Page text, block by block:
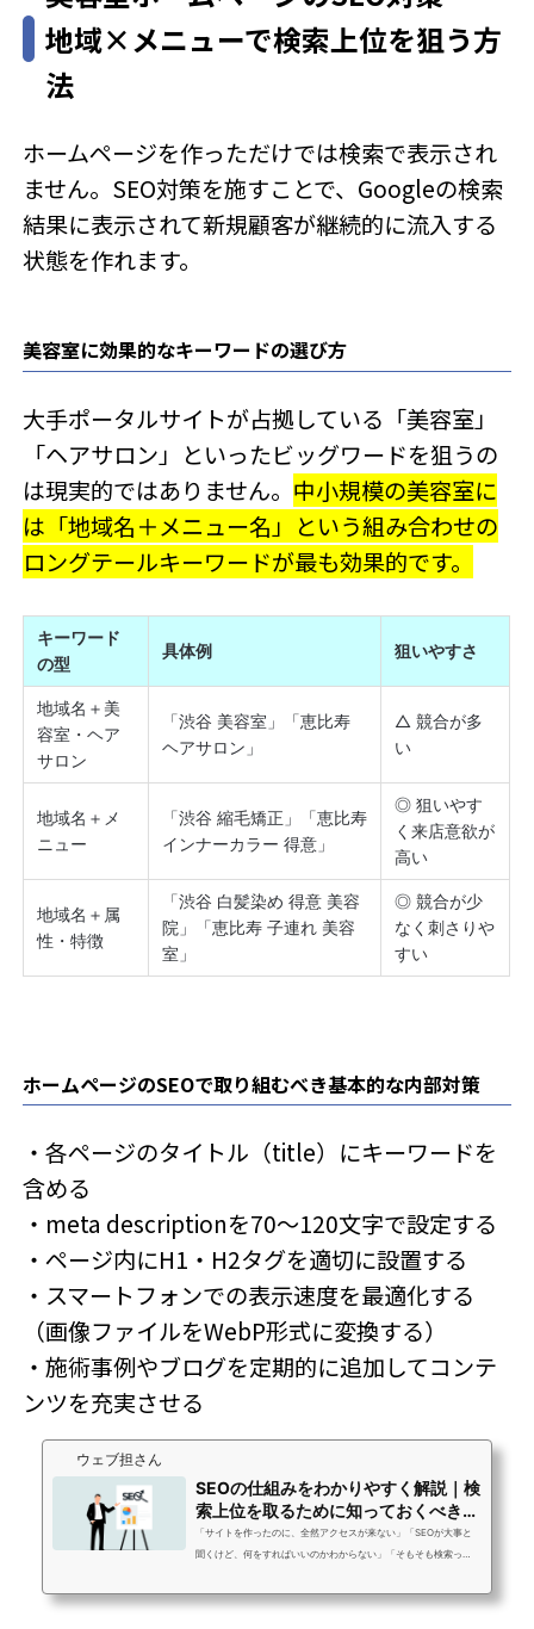
地域×メニューで検索上位を狙う方
法
ホームページを作っただけでは検索で表示され
ません。SEO対策を施すことで、Googleの検索
結果に表示されて新規顧客が継続的に流入する
状態を作れます。
美容室に効果的なキーワードの選び方
大手ポータルサイトが占拠している「美容室」
「ヘアサロン」といったビッグワードを狙うの
は現実的ではありません。 中小規模の美容室に
は「地域名＋メニュー名」という組み合わせの
ロングテールキーワードが最も効果的です。
キーワード
の型
具体例 狙いやすさ
地域名＋美
容室・ヘア
サロン
「渋谷 美容室」「恵比寿
ヘアサロン」
△ 競合が多
い
地域名＋メ
ニュー
「渋谷 縮毛矯正」「恵比寿
インナーカラー 得意」
◎ 狙いやす
く来店意欲が
高い
地域名＋属
性・特徴
「渋谷 白髪染め 得意 美容
院」「恵比寿 子連れ 美容
室」
◎ 競合が少
なく刺さりや
すい
ホームページのSEOで取り組むべき基本的な内部対策
・各ページのタイトル（title）にキーワードを
含める
・meta descriptionを70〜120文字で設定する
・ページ内にH1・H2タグを適切に設置する
・スマートフォンでの表示速度を最適化する
（画像ファイルをWebP形式に変換する）
・施術事例やブログを定期的に追加してコンテ
ンツを充実させる
ウェブ担さん
SEOの仕組みをわかりやすく解説｜検
索上位を取るために知っておくべき基
礎知識
「サイトを作ったのに、全然アクセスが来ない」「SEOが大事と
聞くけど、何をすればいいのかわからない」「そもそも検索っ
ご相談いただくお客様から、こうした声は毎日のように届きま